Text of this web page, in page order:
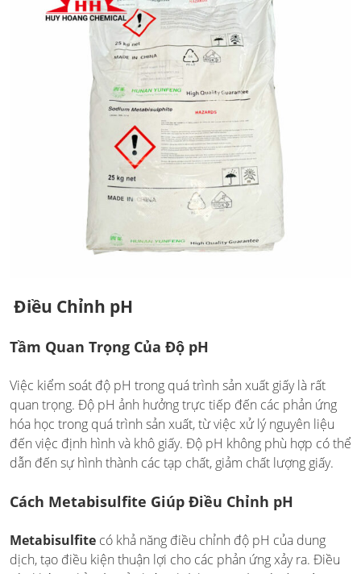
Điều Chỉnh pH
Tầm Quan Trọng Của Độ pH
Việc kiểm soát độ pH trong quá trình sản xuất giấy là rất
quan trọng. Độ pH ảnh hưởng trực tiếp đến các phản ứng
hóa học trong quá trình sản xuất, từ việc xử lý nguyên liệu
đến việc định hình và khô giấy. Độ pH không phù hợp có thể
dẫn đến sự hình thành các tạp chất, giảm chất lượng giấy.
Cách Metabisulfite Giúp Điều Chỉnh pH
Metabisulfite có khả năng điều chỉnh độ pH của dung
dịch, tạo điều kiện thuận lợi cho các phản ứng xảy ra. Điều